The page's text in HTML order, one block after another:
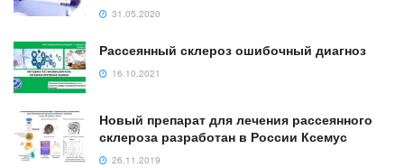
31.05.2020
Рассеянный склероз ошибочный диагноз
16.10.2021
Новый препарат для лечения рассеянного
склероза разработан в России Ксемус
26.11.2019